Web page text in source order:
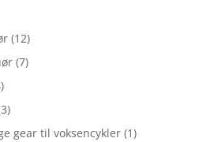
(12)
(7)
gear til voksencykler (1)